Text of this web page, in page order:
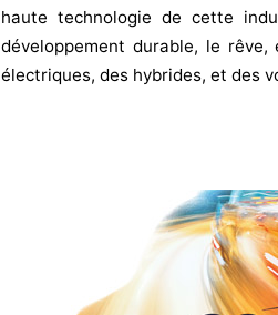
haute technologie de cette
développement durable, le
électriques, des hybrides, et des